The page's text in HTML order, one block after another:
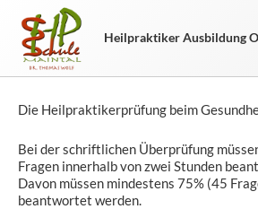
Inhalt
springen
Heilpraktiker Ausbildung
Die Heilpraktikerprüfung beim
Bei der schriftlichen Überprüfung
Fragen innerhalb von zwei Stunden
Davon müssen mindestens 75% (45
beantwortet werden.